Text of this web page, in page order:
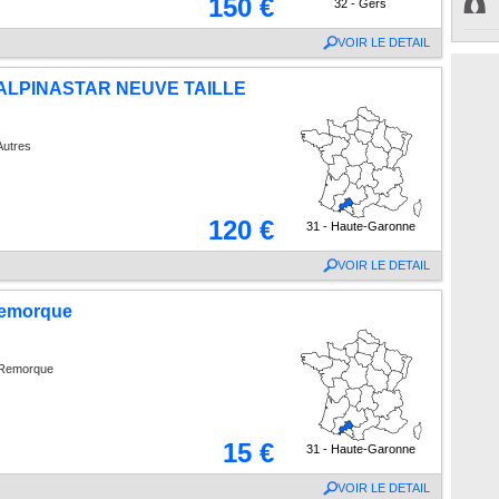
150 € 32 - Gers
VOIR LE DETAIL
NEUVE TAILLE
120 € 31 - Haute-Garonne
VOIR LE DETAIL
15 € 31 - Haute-Garonne
VOIR LE DETAIL